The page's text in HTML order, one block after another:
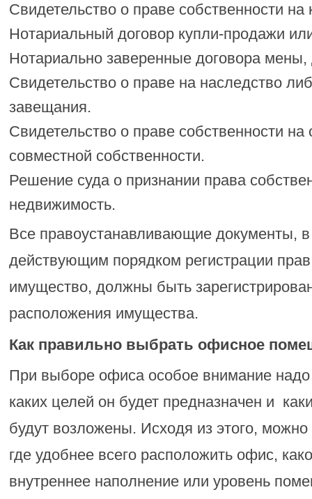
Свидетельство о праве собственности на
Нотариальный договор купли-продажи
Нотариально заверенные договора
Свидетельство о праве на наследство
завещания.
Свидетельство о праве собственности
совместной собственности.
Решение суда о признании права
недвижимость.
Все правоустанавливающие документы, в
действующим порядком регистрации
имущество, должны быть
расположения имущества.
Как правильно выбрать офисное
При выборе офиса особое внимание надо
каких целей он будет предназначен и
будут возложены. Исходя из этого,
где удобнее всего расположить офис,
внутреннее наполнение или уровень